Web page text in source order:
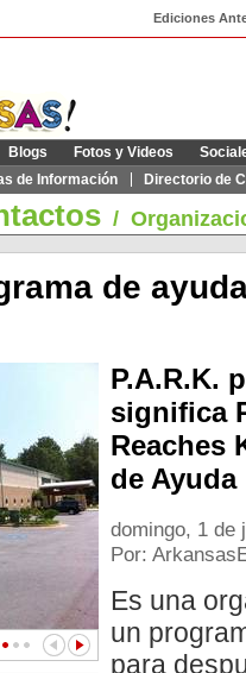
Ediciones
Blogs Fotos y Videos
de Información Directorio de
/
de
P.A.R.K.
significa
Reaches
de
domingo, 1 de
Por:
Es una
un
para